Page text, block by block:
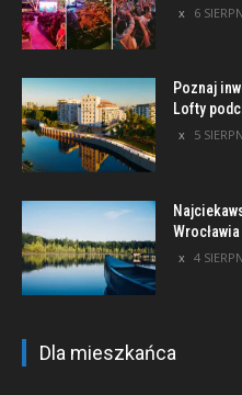
6
Poznaj
Lofty
5
Wrocławia
4
Dla mieszkańca